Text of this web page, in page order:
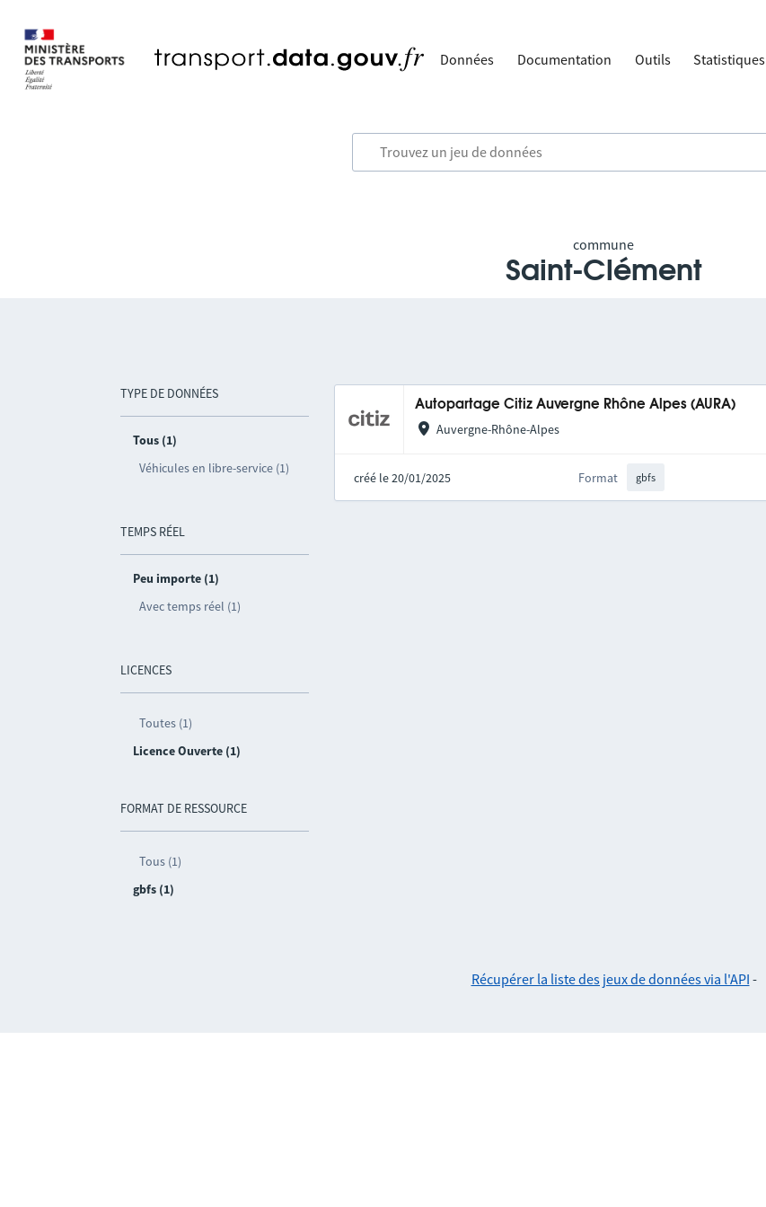
Données Documentation Outils Statistiques
commune
Saint-Clément
TYPE DE DONNÉES
Tous (1)
Véhicules en libre-service (1)
TEMPS RÉEL
Peu importe (1)
Avec temps réel (1)
LICENCES
Toutes (1)
Licence Ouverte (1)
FORMAT DE RESSOURCE
Tous (1)
gbfs (1)
Autopartage Citiz Auvergne Rhône Alpes (AURA)
Auvergne-Rhône-Alpes
créé le 20/01/2025 Format gbfs
Récupérer la liste des jeux de données via l'API -